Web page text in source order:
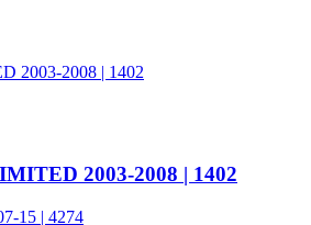
2003-2008 | 1402